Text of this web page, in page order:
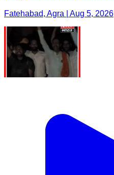
Fatehabad, Agra | Aug 5, 2026